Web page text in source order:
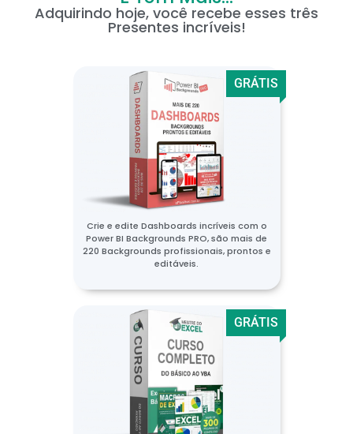
Adquirindo hoje, você recebe esses três
Presentes incríveis!
GRÁTIS
Crie e edite Dashboards incríveis com o
Power BI Backgrounds PRO, são mais de
220 Backgrounds profissionais, prontos e
editáveis.
GRÁTIS